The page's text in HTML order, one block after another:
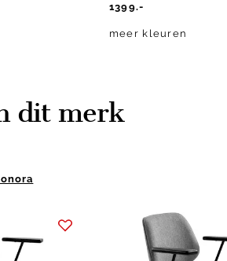
1399.-
meer kleuren
dit merk